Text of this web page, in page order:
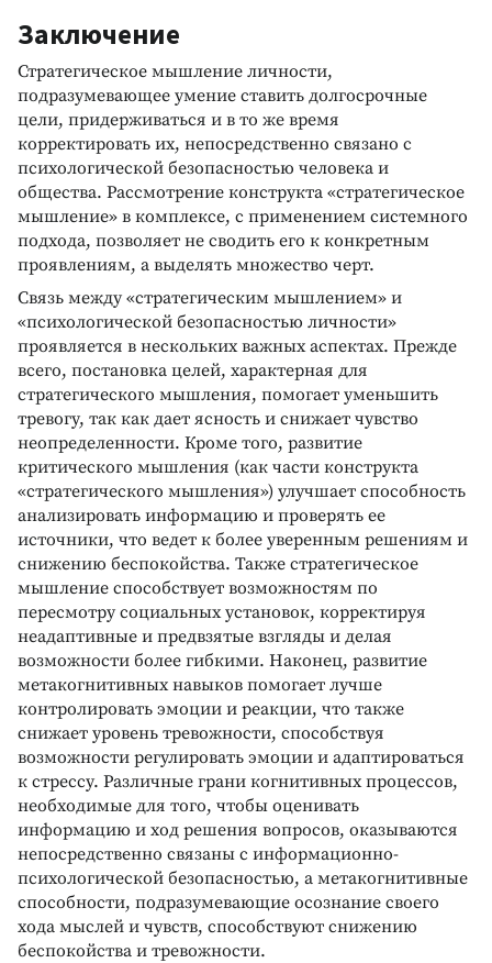
Заключение
Стратегическое мышление личности,
подразумевающее умение ставить долгосрочные
цели, придерживаться и в то же время
корректировать их, непосредственно связано с
психологической безопасностью человека и
общества. Рассмотрение конструкта «стратегическое
мышление» в комплексе, с применением системного
подхода, позволяет не сводить его к конкретным
проявлениям, а выделять множество черт.
Связь между «стратегическим мышлением» и
«психологической безопасностью личности»
проявляется в нескольких важных аспектах. Прежде
всего, постановка целей, характерная для
стратегического мышления, помогает уменьшить
тревогу, так как дает ясность и снижает чувство
неопределенности. Кроме того, развитие
критического мышления (как части конструкта
«стратегического мышления») улучшает способность
анализировать информацию и проверять ее
источники, что ведет к более уверенным решениям и
снижению беспокойства. Также стратегическое
мышление способствует возможностям по
пересмотру социальных установок, корректируя
неадаптивные и предвзятые взгляды и делая
возможности более гибкими. Наконец, развитие
метакогнитивных навыков помогает лучше
контролировать эмоции и реакции, что также
снижает уровень тревожности, способствуя
возможности регулировать эмоции и адаптироваться
к стрессу. Различные грани когнитивных процессов,
необходимые для того, чтобы оценивать
информацию и ход решения вопросов, оказываются
непосредственно связаны с информационно-
психологической безопасностью, а метакогнитивные
способности, подразумевающие осознание своего
хода мыслей и чувств, способствуют снижению
беспокойства и тревожности.